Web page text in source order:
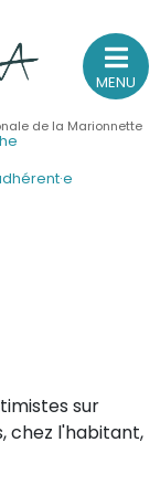
adhérents)
MENU
de la Marionnette
sur
chez l'habitant,